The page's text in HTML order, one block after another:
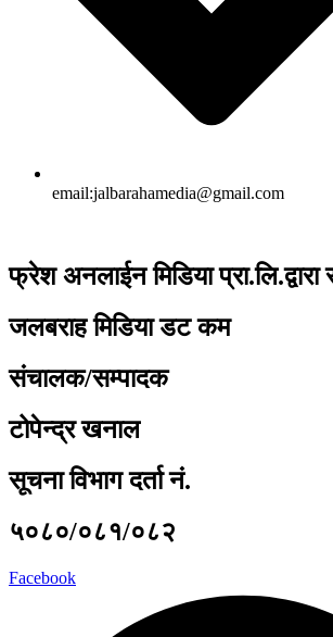
email:jalbarahamedia@gmail.com
फ्रेश अनलाईन मिडिया
जलबराह मिडिया डट कम
संचालक/सम्पादक
टोपेन्द्र खनाल
सूचना विभाग दर्ता नं.
५०८०/०८१/०८२
Facebook